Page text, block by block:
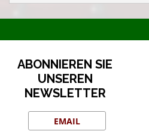
ABONNIEREN SIE
UNSEREN
NEWSLETTER